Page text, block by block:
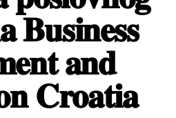
𝐁𝐮𝐬𝐢𝐧𝐞𝐬𝐬
𝐚𝐧𝐝
𝐂𝐫𝐨𝐚𝐭𝐢𝐚